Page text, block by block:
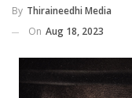
By Thiraineedhi Media
On Aug 18, 2023